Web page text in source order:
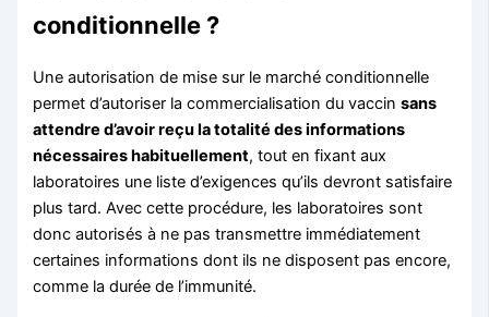
conditionnelle ?
Une autorisation de mise sur le marché conditionnelle
permet d’autoriser la commercialisation du vaccinsans
attendre d’avoir reçu la totalité des informations
nécessaires habituellement, tout en fixant aux
laboratoires une liste d’exigences qu’ils devront satisfaire
plus tard. Avec cette procédure, les laboratoires sont
donc autorisés à ne pas transmettre immédiatement
certaines informations dont ils ne disposent pas encore,
comme la durée de l’immunité.